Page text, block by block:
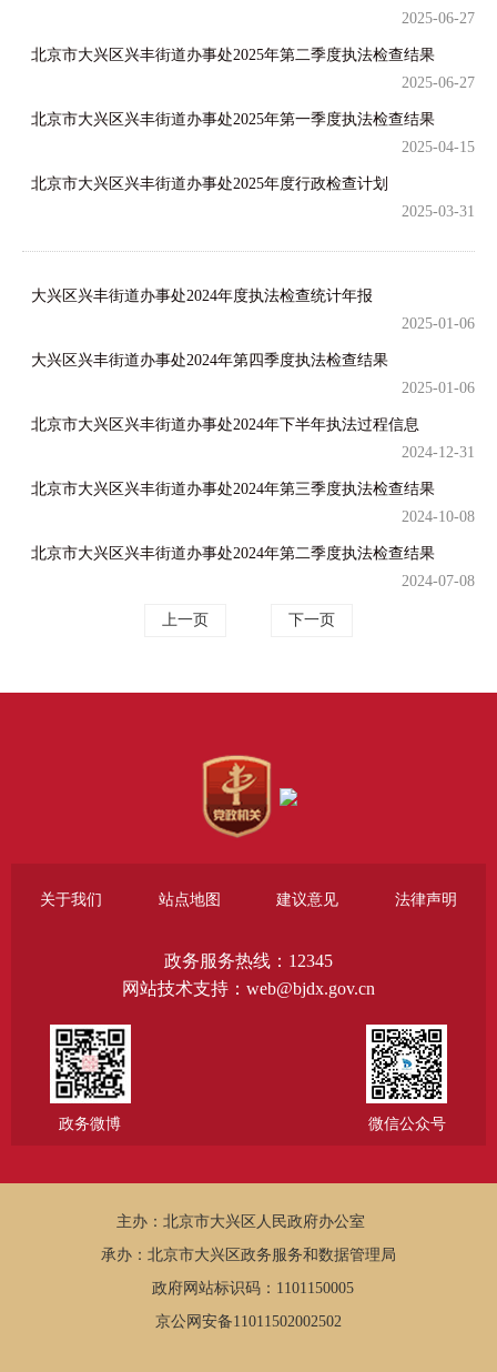
2025-06-27
北京市大兴区兴丰街道办事处2025年第二季度执法检查结果
2025-06-27
北京市大兴区兴丰街道办事处2025年第一季度执法检查结果
2025-04-15
北京市大兴区兴丰街道办事处2025年度行政检查计划
2025-03-31
大兴区兴丰街道办事处2024年度执法检查统计年报
2025-01-06
大兴区兴丰街道办事处2024年第四季度执法检查结果
2025-01-06
北京市大兴区兴丰街道办事处2024年下半年执法过程信息
2024-12-31
北京市大兴区兴丰街道办事处2024年第三季度执法检查结果
2024-10-08
北京市大兴区兴丰街道办事处2024年第二季度执法检查结果
2024-07-08
上一页 下一页
关于我们 站点地图 建议意见 法律声明
政务服务热线：12345
网站技术支持：web@bjdx.gov.cn
政务微博 微信公众号
主办：北京市大兴区人民政府办公室
承办：北京市大兴区政务服务和数据管理局
政府网站标识码：1101150005
京公网安备11011502002502